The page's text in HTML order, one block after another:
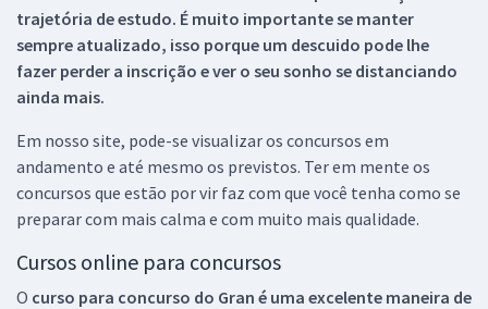
trajetória de estudo. É muito importante se manter
sempre atualizado, isso porque um descuido pode lhe
fazer perder a inscrição e ver o seu sonho se distanciando
ainda mais.
Em nosso site, pode-se visualizar os concursos em
andamento e até mesmo os previstos. Ter em mente os
concursos que estão por vir faz com que você tenha como se
preparar com mais calma e com muito mais qualidade.
Cursos online para concursos
O curso para concurso do Gran é uma excelente maneira de